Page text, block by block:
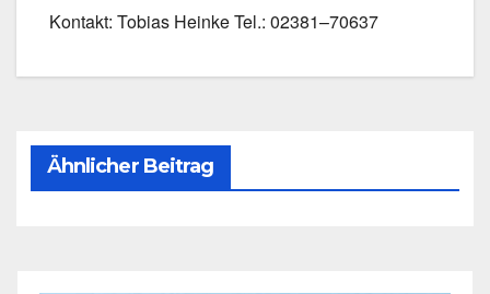
Kon­takt: Tobi­as Hein­ke Tel.: 02381–70637
Ähnlicher Beitrag